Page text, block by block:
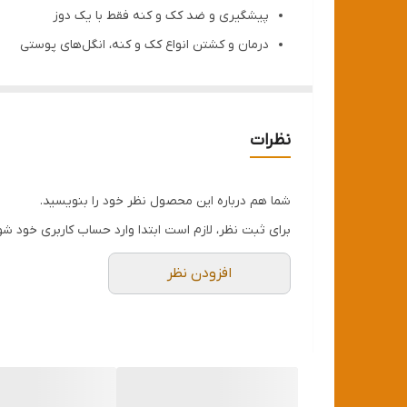
پیشگیری و ضد کک و کنه فقط با یک دوز
درمان و کشتن انواع کک و کنه، انگل‌های پوستی
مناسب برای توله سگ از 8 هفته تا سگ های بالغ، سگ های مادر و شیرده
مورد تایید‌ FDA
نظرات
شما هم درباره این محصول نظر خود را بنویسید.
برای ثبت نظر، لازم است ابتدا وارد حساب کاربری خود
افزودن نظر